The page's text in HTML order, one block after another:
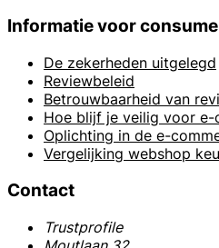
Informatie voor
De zekerheden uitgelegd
Reviewbeleid
Betrouwbaarheid van
Hoe blijf je veilig voor
Oplichting in de e-
Vergelijking webshop
Contact
Trustprofile